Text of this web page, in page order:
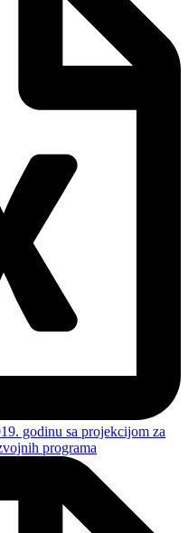
godinu sa projekcijom za
programa